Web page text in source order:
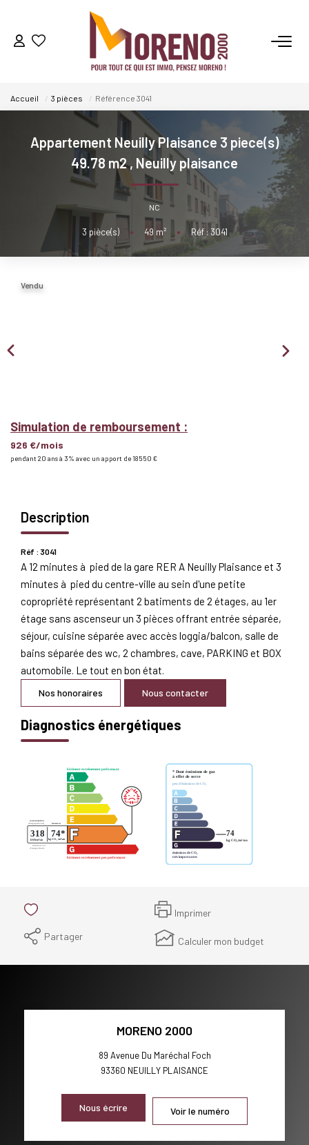
VENTES
LOCATIONS
GESTION
ESTIMATION
NOS AGENCES
Accueil 3 pièces Référence 3041
Appartement Neuilly Plaisance 3 piece(s)
49.78 m2, Neuilly plaisance
NC
3 pièce(s) • 49 m² • Réf : 3041
Vendu
Simulation de remboursement :
926 €/mois
pendant 20 ans à 3% avec un apport de 18 550 €
Description
Réf : 3041
A 12 minutes à pied de la gare RER A Neuilly Plaisance et 3
minutes à pied du centre-ville au sein d'une petite
copropriété représentant 2 batiments de 2 étages, au 1er
étage sans ascenseur un 3 pièces offrant entrée séparée,
séjour, cuisine séparée avec accès loggia/balcon, salle de
bains séparée des wc, 2 chambres, cave, PARKING et BOX
automobile. Le tout en bon état.
Nos honoraires Nous contacter
Diagnostics énergétiques
Imprimer
Partager
Calculer mon budget
MORENO 2000
89 Avenue Du Maréchal Foch
93360 NEUILLY PLAISANCE
Nous écrire Voir le numéro